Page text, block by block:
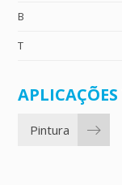
B
T
Pintura